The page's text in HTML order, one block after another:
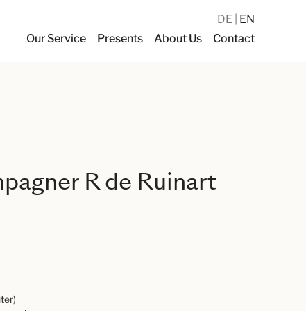
Our Service Presents About Us Contact
DE EN
R de Ruinart